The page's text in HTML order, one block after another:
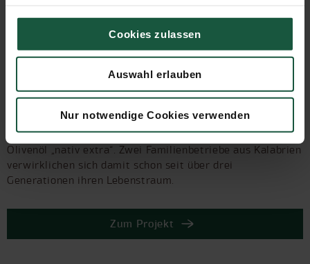
Cookies zulassen
Auswahl erlauben
Nur notwendige Cookies verwenden
Olivenöl aus Italien
In Süd-Italien reifen die saftigen Oliven für das Naturata-
Olivenöl „nativ extra“. Zwei Familienbetriebe aus Kalabrien
verwirklichen sich damit schon seit über drei
Generationen ihren Lebenstraum.
Zum Projekt